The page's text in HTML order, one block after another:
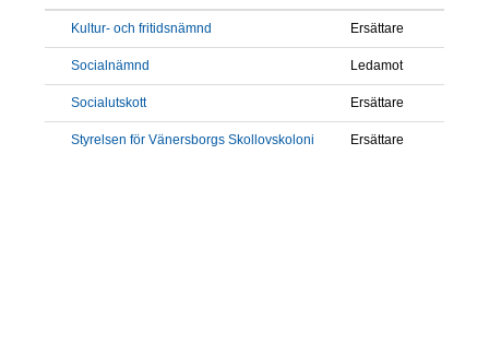
Kultur- och fritidsnämnd Ersättare
Socialnämnd Ledamot
Socialutskott Ersättare
Styrelsen för Vänersborgs Skollovskoloni Ersättare